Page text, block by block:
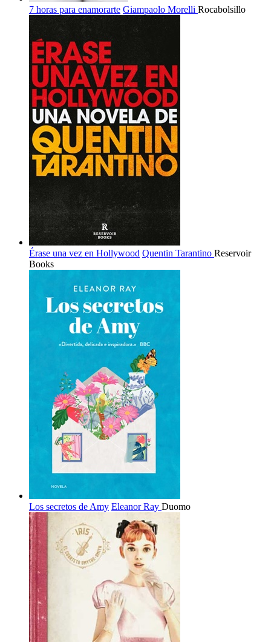
7 horas para enamorarte Giampaolo Morelli Rocabolsillo
Érase una vez en Hollywood Quentin Tarantino Reservoir
Books
Los secretos de Amy Eleanor Ray Duomo